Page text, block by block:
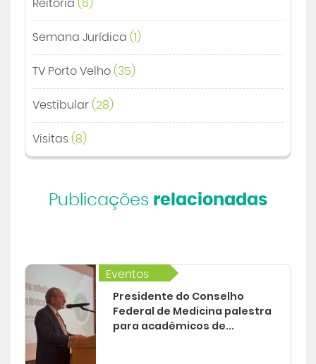
Reitoria (6)
Semana Jurídica (1)
TV Porto Velho (35)
Vestibular (28)
Visitas (8)
Publicações relacionadas
Eventos
Presidente do Conselho
Federal de Medicina palestra
para acadêmicos de...